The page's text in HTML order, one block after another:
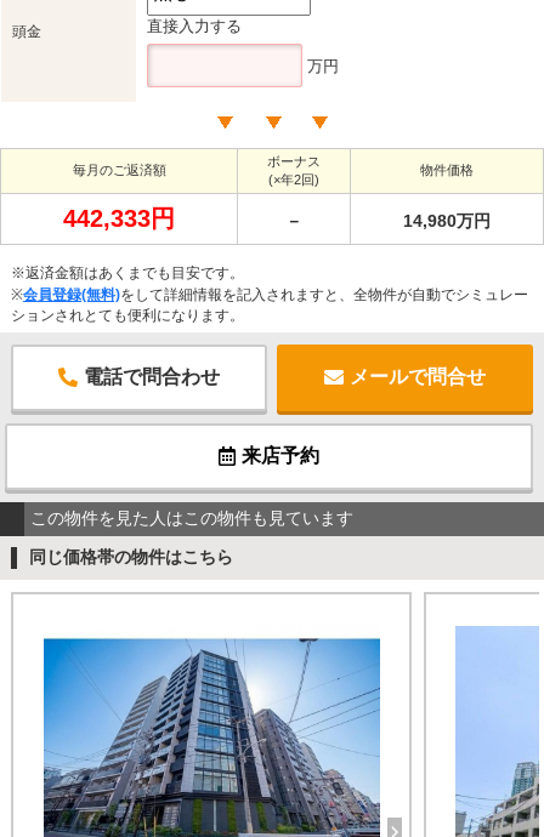
頭金 直接入力する
万円
毎月のご返済額
ボーナス
(×年2回)
物件価格
442,333円 － 14,980万円
※返済金額はあくまでも目安です。
※会員登録(無料)をして詳細情報を記入されますと、全物件が自動でシミュレー
ションされとても便利になります。
電話で問合わせ メールで問合せ
来店予約
この物件を見た人はこの物件も見ています
同じ価格帯の物件はこちら